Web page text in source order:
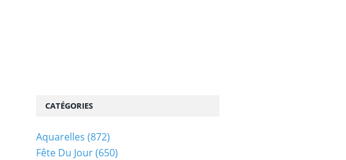
CATÉGORIES
Aquarelles (872)
Fête Du Jour(650)